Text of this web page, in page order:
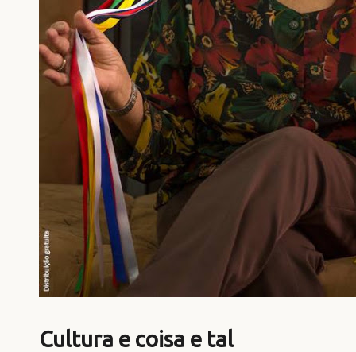
Cultura e coisa e tal